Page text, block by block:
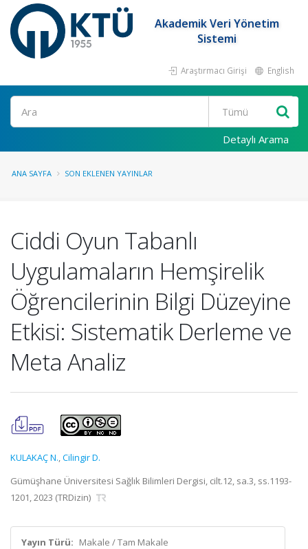
Akademik Veri Yönetim
Sistemi
Araştırmacı Girişi English
Ara
Detaylı Arama
ANA SAYFA SON EKLENEN YAYINLAR
Ciddi Oyun Tabanlı
Uygulamaların Hemşirelik
Öğrencilerinin Bilgi Düzeyine
Etkisi: Sistematik Derleme ve
Meta Analiz
KULAKAÇ N.,Cilingir D.
Gümüşhane Üniversitesi Sağlık Bilimleri Dergisi, cilt.12, sa.3, ss.1193-
1201, 2023 (TRDizin)
Yayın Türü: Makale / Tam Makale